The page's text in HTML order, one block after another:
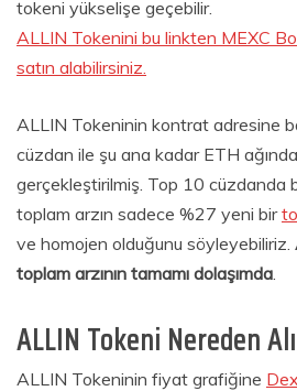
tokeni yükselişe geçebilir.
ALLIN Tokenini bu linkten MEXC
satın alabilirsiniz.
ALLIN Tokeninin kontrat adresine
cüzdan ile şu ana kadar ETH
gerçekleştirilmiş. Top 10 cüzdanda
toplam arzın sadece %27 yeni bir
ve homojen olduğunu söyleyebiliriz.
toplam arzının tamamı dolaşımda
ALLIN Tokeni Nereden
ALLIN Tokeninin fiyat grafiğine